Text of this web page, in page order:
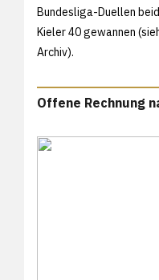
Bundesliga-Duellen
Kieler 40 gewannen
Archiv).
Offene Rechnung